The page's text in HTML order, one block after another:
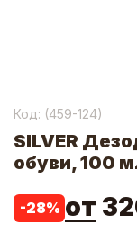
Код: (459-124)
SILVER
обуви, 100
-28% от